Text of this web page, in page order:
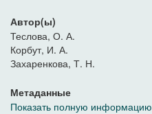
Автор(ы)
Теслова, О. А.
Корбут, И. А.
Захаренкова, Т. Н.
Метаданные
Показать полную информацию